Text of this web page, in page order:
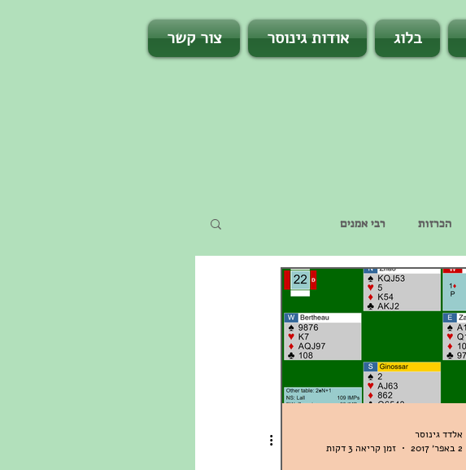
בלוג אודות גינוסר צור קשר
הכרזות רבי אמנים
אלדד גינוסר
2 באפר׳ 2017
זמן קריאה 3 דקות